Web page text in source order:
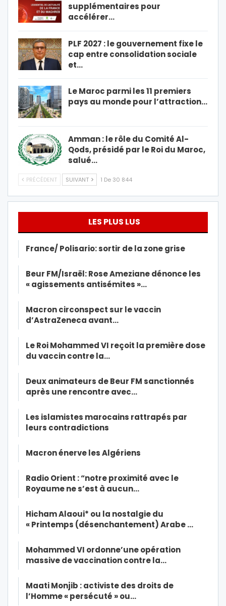
supplémentaires pour
accélérer…
PLF 2027 : le gouvernement fixe le
cap entre consolidation sociale
et…
Le Maroc parmi les 11 premiers
pays au monde pour l’attraction…
Amman : le rôle du Comité Al-
Qods, présidé par le Roi du Maroc,
salué…
PRÉCÉDENT SUIVANT 1 De 30 844
LES PLUS LUS
France/ Polisario: sortir de la zone grise
Beur FM/Israël: Rose Ameziane dénonce les
« agissements antisémites »…
Macron circonspect sur le vaccin
d’AstraZeneca avant…
Le Roi Mohammed VI reçoit la première dose
du vaccin contre la…
Deux animateurs de Beur FM sanctionnés
après une rencontre avec…
Les islamistes marocains rattrapés par
leurs contradictions
Macron énerve les Algériens
Radio Orient : “notre proximité avec le
Royaume ne s’est à aucun…
Hicham Alaoui* ou la nostalgie du
« Printemps (désenchantement) Arabe …
Mohammed VI ordonne’une opération
massive de vaccination contre la…
Maati Monjib : activiste des droits de
l’Homme « persécuté » ou…